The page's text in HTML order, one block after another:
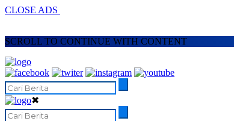
CLOSE ADS
SCROLL TO CONTINUE WITH CONTENT
✖